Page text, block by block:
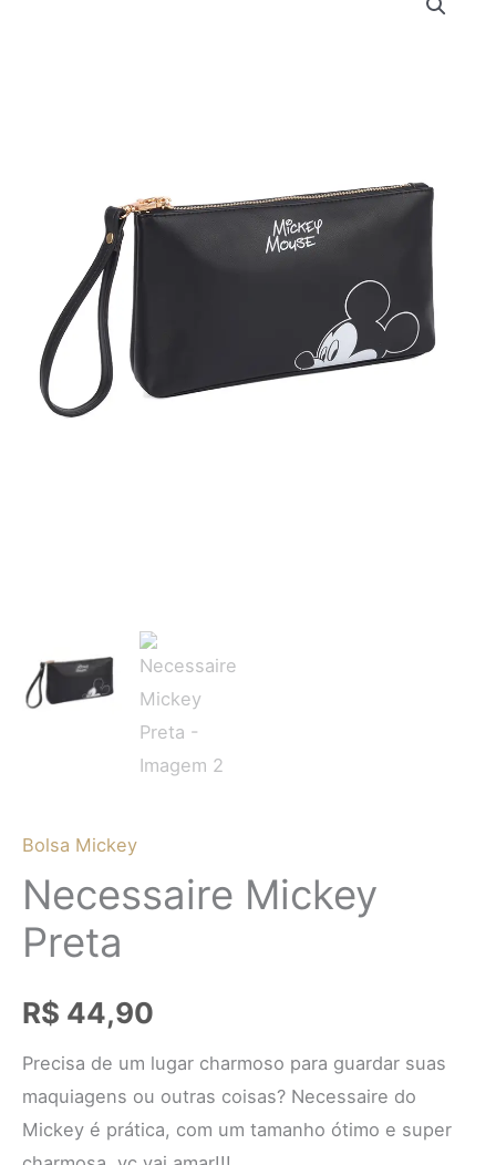
Bolsa Mickey
Necessaire Mickey
Preta
R$ 44,90
Precisa de um lugar charmoso para guardar suas
maquiagens ou outras coisas? Necessaire do
Mickey é prática, com um tamanho ótimo e super